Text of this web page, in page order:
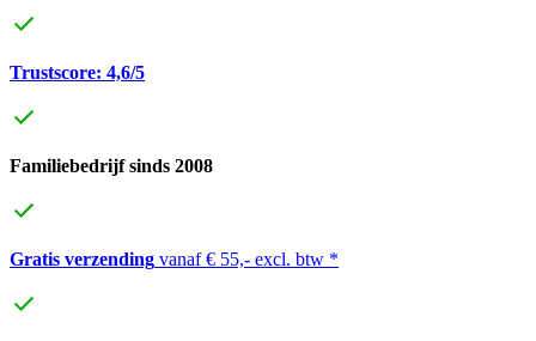
Trustscore: 4,6/5
Familiebedrijf sinds 2008
Gratis verzending vanaf € 55,- excl. btw *